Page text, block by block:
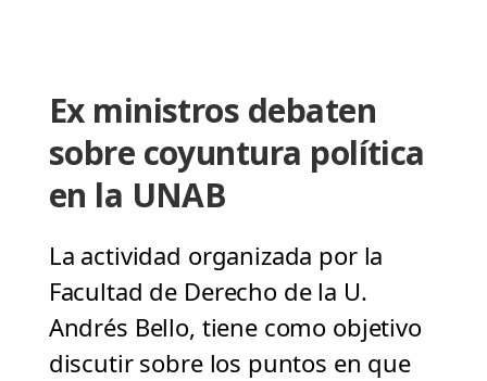
Ex ministros debaten
sobre coyuntura política
en la UNAB
La actividad organizada por la
Facultad de Derecho de la U.
Andrés Bello, tiene como objetivo
discutir sobre los puntos en que